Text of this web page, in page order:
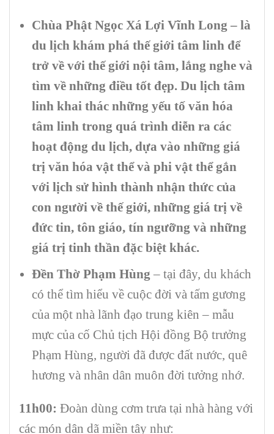
Chùa Phật Ngọc Xá Lợi Vĩnh Long – là
du lịch khám phá thế giới tâm linh để
trở về với thế giới nội tâm, lắng nghe và
tìm về những điều tốt đẹp. Du lịch tâm
linh khai thác những yếu tố văn hóa
tâm linh trong quá trình diễn ra các
hoạt động du lịch, dựa vào những giá
trị văn hóa vật thể và phi vật thể gắn
với lịch sử hình thành nhận thức của
con người về thế giới, những giá trị về
đức tin, tôn giáo, tín ngưỡng và những
giá trị tinh thần đặc biệt khác.
Đền Thờ Phạm Hùng – tại đây, du khách
có thể tìm hiểu về cuộc đời và tấm gương
của một nhà lãnh đạo trung kiên – mẫu
mực của cố Chủ tịch Hội đồng Bộ trưởng
Phạm Hùng, người đã được đất nước, quê
hương và nhân dân muôn đời tưởng nhớ.
11h00: Đoàn dùng cơm trưa tại nhà hàng với
các món dân dã miền tây như: